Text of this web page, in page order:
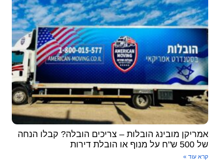
אמריקן מובינג הובלות – צריכים הובלה? קבלו הנחה
של 500 ש"ח על מנוף או הובלת דירות
קרא עוד »